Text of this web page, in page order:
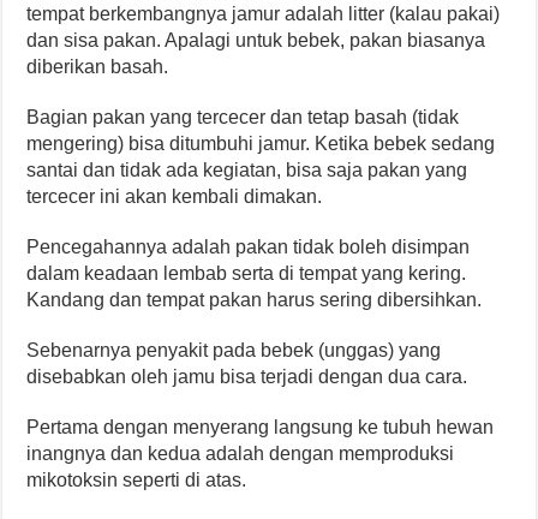
tempat berkembangnya jamur adalah litter (kalau pakai)
dan sisa pakan. Apalagi untuk bebek, pakan biasanya
diberikan basah.
Bagian pakan yang tercecer dan tetap basah (tidak
mengering) bisa ditumbuhi jamur. Ketika bebek sedang
santai dan tidak ada kegiatan, bisa saja pakan yang
tercecer ini akan kembali dimakan.
Pencegahannya adalah pakan tidak boleh disimpan
dalam keadaan lembab serta di tempat yang kering.
Kandang dan tempat pakan harus sering dibersihkan.
Sebenarnya penyakit pada bebek (unggas) yang
disebabkan oleh jamu bisa terjadi dengan dua cara.
Pertama dengan menyerang langsung ke tubuh hewan
inangnya dan kedua adalah dengan memproduksi
mikotoksin seperti di atas.